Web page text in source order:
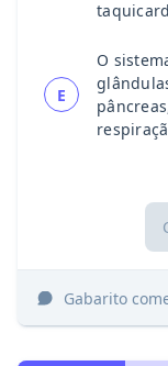
E
O
Gabarito